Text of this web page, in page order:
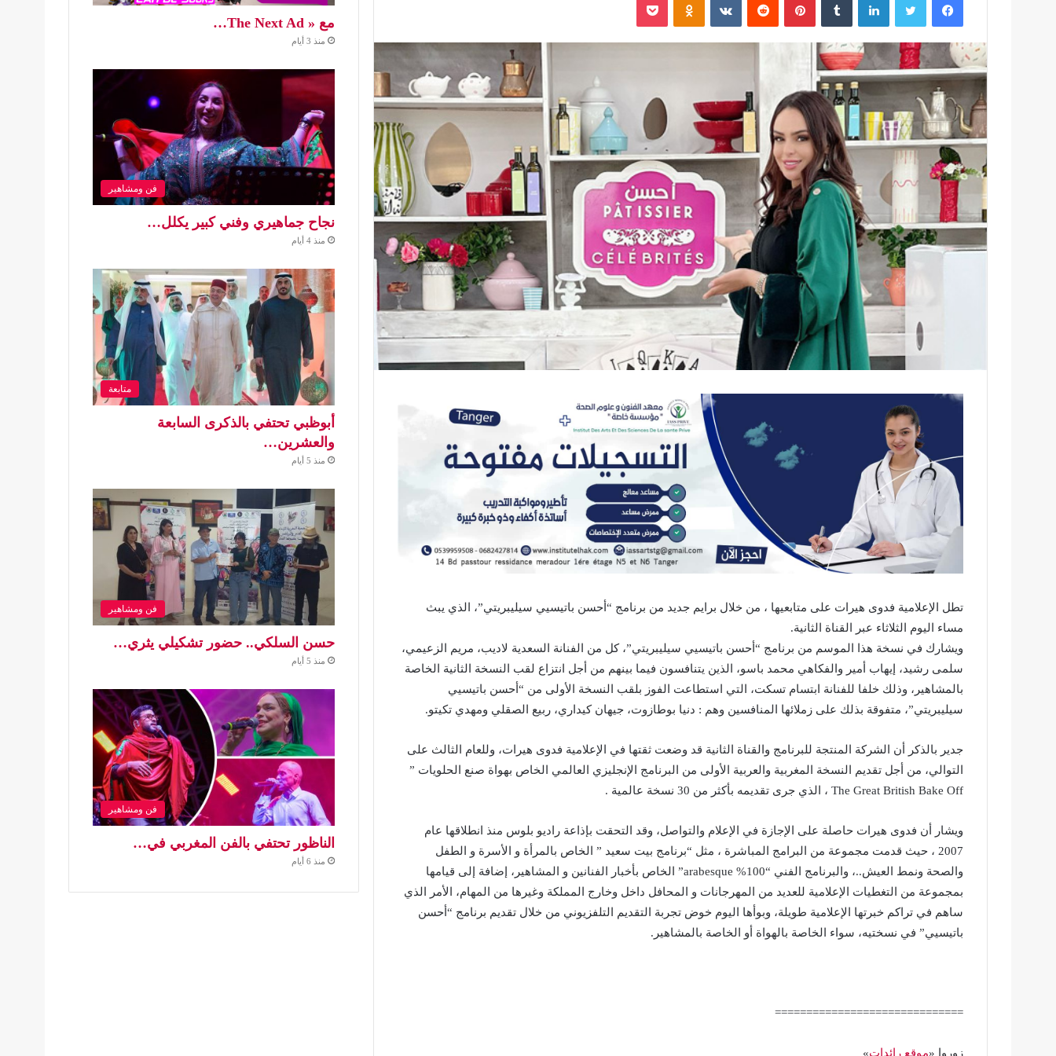
تطل الإعلامية فدوى هيرات على متابعيها ، من خلال برايم جديد من برنامج “أحسن باتيسيي سيليبريتي”، الذي يبث
مساء اليوم الثلاثاء عبر القناة الثانية.
ويشارك في نسخة هذا الموسم من برنامج “أحسن باتيسيي سيليبريتي”، كل من الفنانة السعدية لاديب، مريم الزعيمي،
سلمى رشيد، إيهاب أمير والفكاهي محمد باسو، الذين يتنافسون فيما بينهم من أجل انتزاع لقب النسخة الثانية الخاصة
بالمشاهير، وذلك خلفا للفنانة ابتسام تسكت، التي استطاعت الفوز بلقب النسخة الأولى من “أحسن باتيسيي
سيليبريتي”، متفوقة بذلك على زملائها المنافسين وهم : دنيا بوطازوت، جيهان كيداري، ربيع الصقلي ومهدي تكيتو.
جدير بالذكر أن الشركة المنتجة للبرنامج والقناة الثانية قد وضعت ثقتها في الإعلامية فدوى هيرات، وللعام الثالث على
التوالي، من أجل تقديم النسخة المغربية والعربية الأولى من البرنامج الإنجليزي العالمي الخاص بهواة صنع الحلويات ”
The Great British Bake Off ، الذي جرى تقديمه بأكثر من 30 نسخة عالمية .
ويشار أن فدوى هيرات حاصلة على الإجازة في الإعلام والتواصل، وقد التحقت بإذاعة راديو بلوس منذ انطلاقها عام
2007 ، حيث قدمت مجموعة من البرامج المباشرة ، مثل “برنامج بيت سعيد ” الخاص بالمرأة و الأسرة و الطفل
والصحة ونمط العيش..، والبرنامج الفني “100% arabesque” الخاص بأخبار الفنانين و المشاهير، إضافة إلى قيامها
بمجموعة من التغطيات الإعلامية للعديد من المهرجانات و المحافل داخل وخارج المملكة وغيرها من المهام، الأمر الذي
ساهم في تراكم خبرتها الإعلامية طويلة، وبوأها اليوم خوض تجربة التقديم التلفزيوني من خلال تقديم برنامج “أحسن
باتيسيي” في نسختيه، سواء الخاصة بالهواة أو الخاصة بالمشاهير.
==============================
زوروا «موقع رائدات»
مع « The Next Ad…
منذ 3 أيام
فن ومشاهير
نجاح جماهيري وفني كبير يكلل…
منذ 4 أيام
متابعة
أبوظبي تحتفي بالذكرى السابعة
والعشرين…
منذ 5 أيام
فن ومشاهير
حسن السلكي.. حضور تشكيلي يثري…
منذ 5 أيام
فن ومشاهير
الناظور تحتفي بالفن المغربي في…
منذ 6 أيام